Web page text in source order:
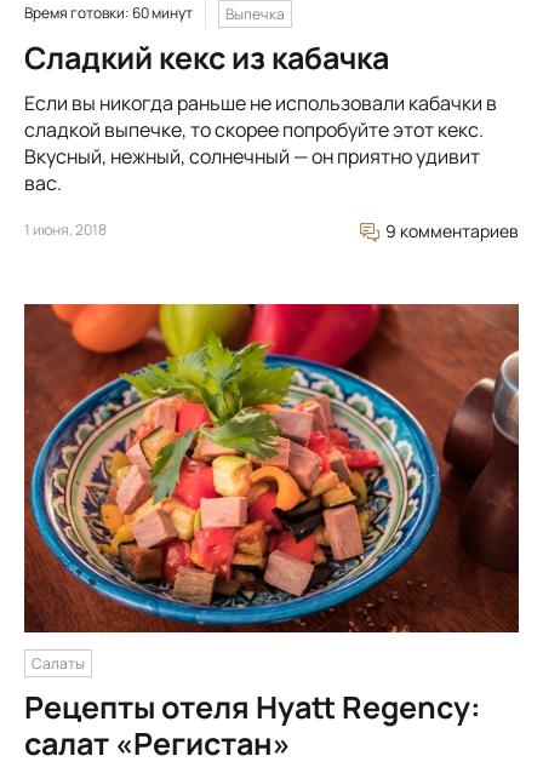
Время готовки: 60 минут Выпечка
Сладкий кекс из кабачка
Если вы никогда раньше не использовали кабачки в
сладкой выпечке, то скорее попробуйте этот кекс.
Вкусный, нежный, солнечный — он приятно удивит
вас.
1 июня, 2018 9 комментариев
Салаты
Рецепты отеля Hyatt Regency:
салат «Регистан»